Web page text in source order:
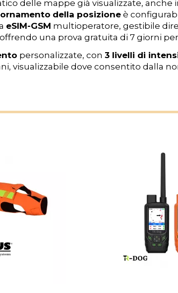
delle mappe già visualizzate, anche
della posizione è
eSIM-GSM multioperatore, gestibile
una prova gratuita di 7 giorni
personalizzate, con 3 livelli di
visualizzabile dove consentito dalla